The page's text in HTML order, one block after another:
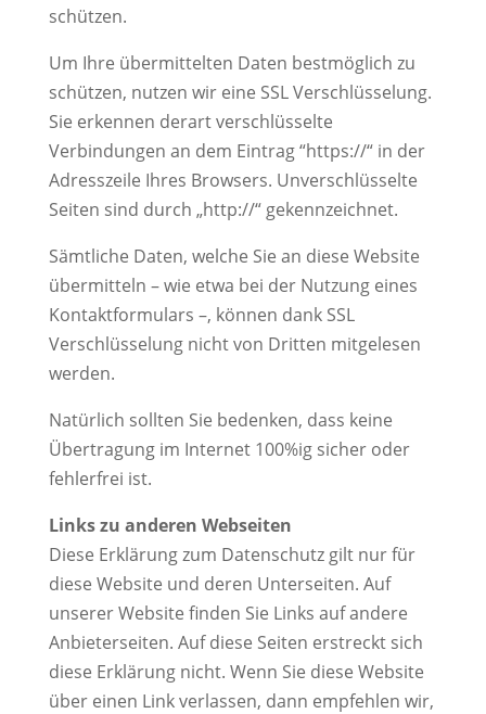
schützen.
Um Ihre übermittelten Daten bestmöglich zu
schützen, nutzen wir eine SSL Verschlüsselung.
Sie erkennen derart verschlüsselte
Verbindungen an dem Eintrag “https://“ in der
Adresszeile Ihres Browsers. Unverschlüsselte
Seiten sind durch „http://“ gekennzeichnet.
Sämtliche Daten, welche Sie an diese Website
übermitteln – wie etwa bei der Nutzung eines
Kontaktformulars –, können dank SSL
Verschlüsselung nicht von Dritten mitgelesen
werden.
Natürlich sollten Sie bedenken, dass keine
Übertragung im Internet 100%ig sicher oder
fehlerfrei ist.
Links zu anderen Webseiten
Diese Erklärung zum Datenschutz gilt nur für
diese Website und deren Unterseiten. Auf
unserer Website finden Sie Links auf andere
Anbieterseiten. Auf diese Seiten erstreckt sich
diese Erklärung nicht. Wenn Sie diese Website
über einen Link verlassen, dann empfehlen wir,